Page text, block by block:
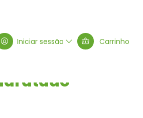
Iniciar sessão Carrinho